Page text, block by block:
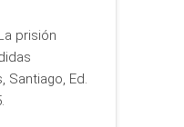
prisión
Santiago, Ed.